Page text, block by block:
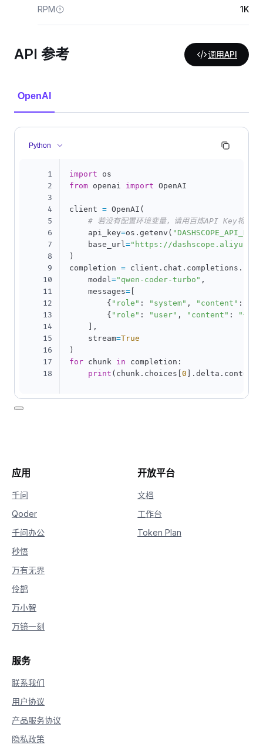
RPM 1K
API 参考 调用API
OpenAI
Python
1
2
3
4
5
6
7
8
9
10
11
12
13
14
15
16
17
18
import
from openai import OpenAI
client = OpenAI (
# 若没有配置环境变量，请用百炼API Key将
    api_key
=os . getenv ( "DASHSCOPE_API_KEY"
    base_url
="https://
)
completion = client . chat . completions .
    model
="qwen-coder-turbo" ,
    messages
=
{ "role" : "system" , "content" :
{ "role" : "user" , "content" :
"你是
,
    stream
=True
)
for chunk in completion :
print ( chunk . choices 0 . delta . content
应用
千问
Qoder
千问办公
秒悟
万有无界
伶鹊
万小智
万镜一刻
开放平台
文档
工作台
Token Plan
服务
联系我们
用户协议
产品服务协议
隐私政策